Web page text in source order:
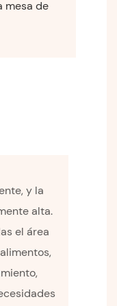
mesa de
y la
alta.
el área